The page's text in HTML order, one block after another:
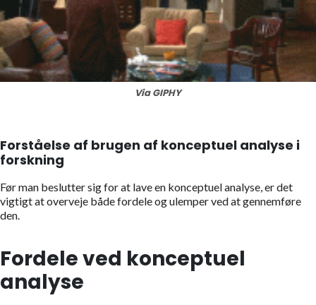
Via GIPHY
Forståelse af brugen af konceptuel analyse i
forskning
Før man beslutter sig for at lave en konceptuel analyse, er det
vigtigt at overveje både fordele og ulemper ved at gennemføre
den.
Fordele ved konceptuel
analyse